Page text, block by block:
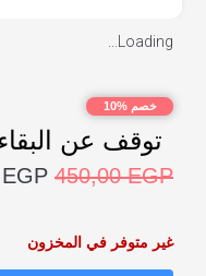
Loading...
خصم %10
توقف عن
450,00EGP
EGP
غير متوفر في المخزون